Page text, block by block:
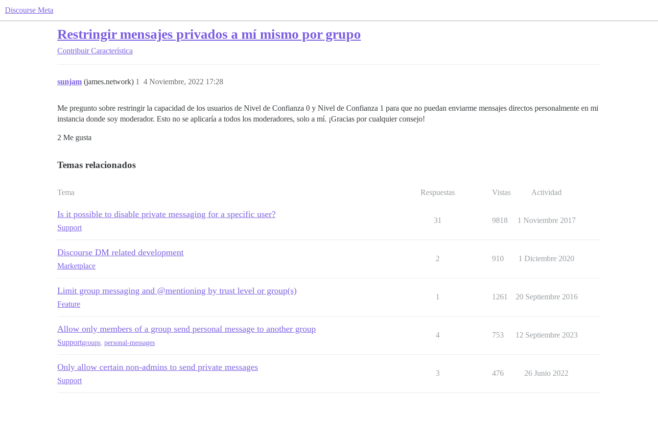
Discourse Meta
Restringir mensajes privados a mí mismo por grupo
Contribuir Característica
sunjam (james.network) 4 Noviembre, 2022 17:28
1
Me pregunto sobre restringir la capacidad de los usuarios de Nivel de Confianza 0 y Nivel de Confianza 1 para que no puedan enviarme mensajes directos personalmente en mi
instancia donde soy moderador. Esto no se aplicaría a todos los moderadores, solo a mí. ¡Gracias por cualquier consejo!
2 Me gusta
Temas relacionados
Tema Respuestas Vistas Actividad
Is it possible to disable private messaging for a specific user?
Support
31 9818 1 Noviembre 2017
Discourse DM related development
Marketplace
2 910 1 Diciembre 2020
Limit group messaging and @mentioning by trust level or group(s)
Feature
1 1261 20 Septiembre 2016
Allow only members of a group send personal message to another group
Supportgroups personal-messages
4 753 12 Septiembre 2023
Only allow certain non-admins to send private messages
Support
3 476 26 Junio 2022